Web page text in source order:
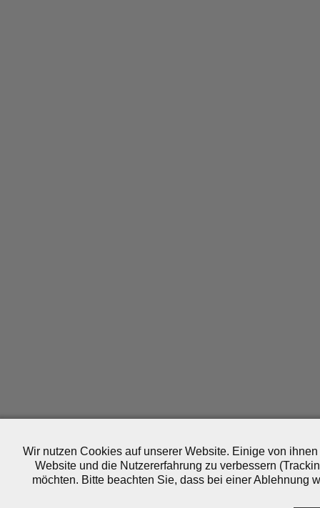
Wir nutzen Cookies auf unserer Website. Einige von
Website und die Nutzererfahrung zu verbessern
möchten. Bitte beachten Sie, dass bei einer Ablehnung